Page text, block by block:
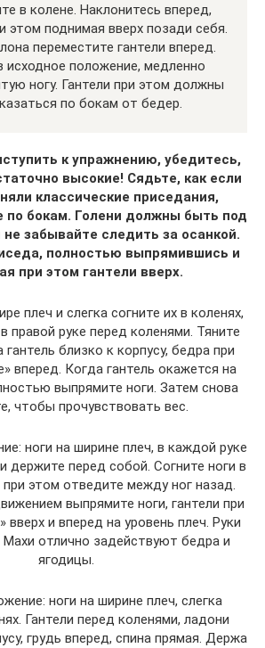
в колене. Наклонитесь вперед,
этом поднимая вверх позади себя.
переместите гантели вперед.
исходное положение, медленно
ногу. Гантели при этом должны
по бокам от бедер.
к упражнению, убедитесь,
высокие! Сядьте, как если
классические приседания,
по бокам. Голени должны быть под
забывайте следить за осанкой.
полностью выпрямившись и
при этом гантели вверх.
плеч и слегка согните их в коленях,
правой руке перед коленями. Тяните
гантель близко к корпусу, бедра при
вперед. Когда гантель окажется на
выпрямите ноги. Затем снова
чтобы прочувствовать вес.
ноги на ширине плеч, в каждой руке
держите перед собой. Согните ноги в
при этом отведите между ног назад.
выпрямите ноги, гантели при
вверх и вперед на уровень плеч. Руки
отлично задействуют бедра и
ягодицы.
ноги на ширине плеч, слегка
Гантели перед коленями, ладони
грудь вперед, спина прямая. Держа